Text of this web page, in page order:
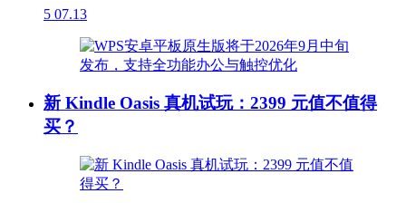
5 07.13
新 Kindle Oasis 真机试玩：2399 元值不值得
买？